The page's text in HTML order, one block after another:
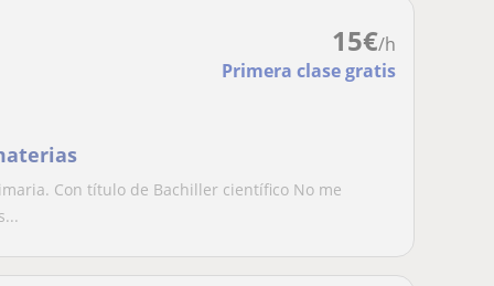
15€/h
Primera clase gratis
Con título de Bachiller científico No me